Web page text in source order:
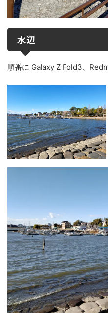
水辺
順番に Galaxy Z Fold3、